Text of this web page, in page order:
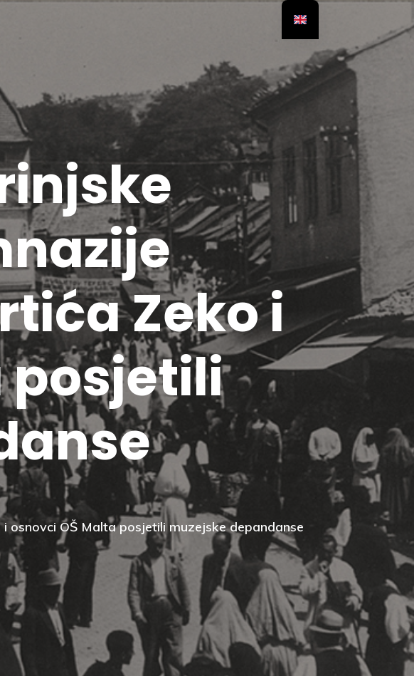
Zeko i
posjetili
osnovci OŠ Malta posjetili muzejske depandanse